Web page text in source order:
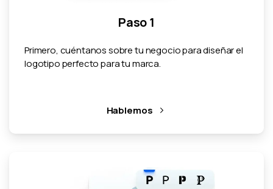
Paso 1
Primero, cuéntanos sobre tu negocio para diseñar el
logotipo perfecto para tu marca.
Hablemos